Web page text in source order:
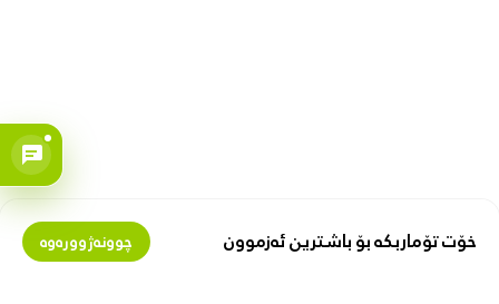
خۆت تۆماربکە بۆ باشترین ئەزموون چوونەژوورەوە